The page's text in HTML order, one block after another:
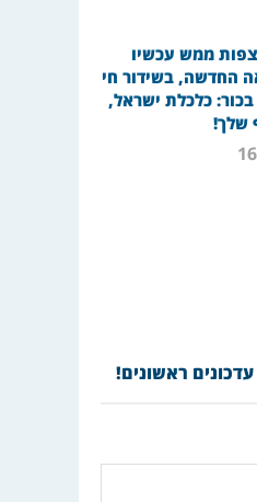
ממש עכשיו
החדשה, בשידור חי
כלכלת ישראל,
שלך!
ראשונים!